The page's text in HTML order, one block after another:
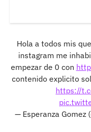
Hola a todos mis
instagram me
empezar de 0 con
contenido explicito
https://
— Esperanza Gomez